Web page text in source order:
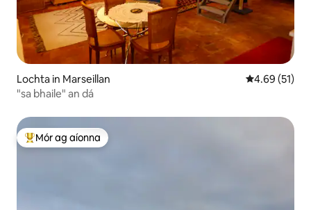
Lochta in Marseillan Meánrátáil
4.69 (51)
"sa bhaile" an dá
An-mhór ag aíonna
Mór ag aíonna